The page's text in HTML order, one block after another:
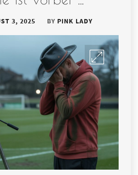
3, 2025 BY PINK LADY